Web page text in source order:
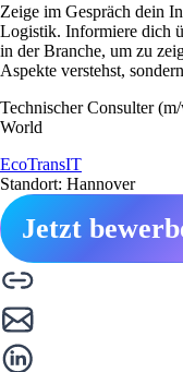
Zeige im Gespräch dein
Logistik. Informiere dich
in der Branche, um zu
Aspekte verstehst,
Technischer Consulter
World
EcoTransIT
Standort: Hannover
Jetzt